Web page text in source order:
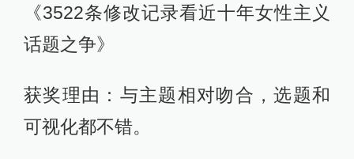
《3522条修改记录看近十年女性主义
话题之争》
获奖理由：与主题相对吻合，选题和
可视化都不错。